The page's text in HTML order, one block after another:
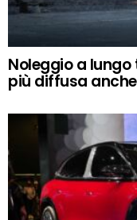
Noleggio a lungo
più diffusa